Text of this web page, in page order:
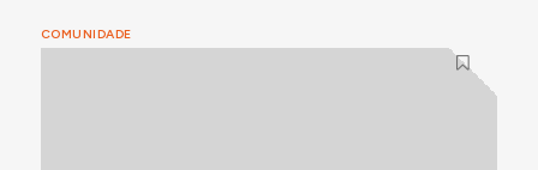
COMUNIDADE